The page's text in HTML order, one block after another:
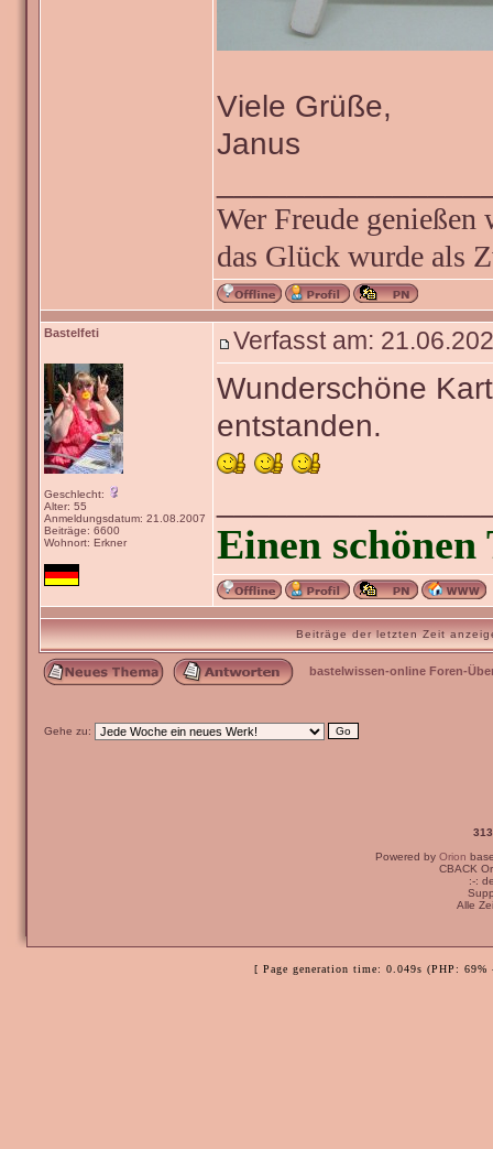
Viele Grüße,
Janus
Wer Freude
das Glück wurde als
Bastelfeti
Geschlecht:
Alter: 55
Anmeldungsdatum: 21.08.2007
Beiträge: 6600
Wohnort: Erkner
Verfasst am:
Wunderschöne
entstanden.
Einen
Beiträge der letzten Zeit
bastelwissen-online Foren-
Gehe zu:
Powered by Orion
CBACK
:-:
Alle
[ Page generation time: 0.049s (PHP: